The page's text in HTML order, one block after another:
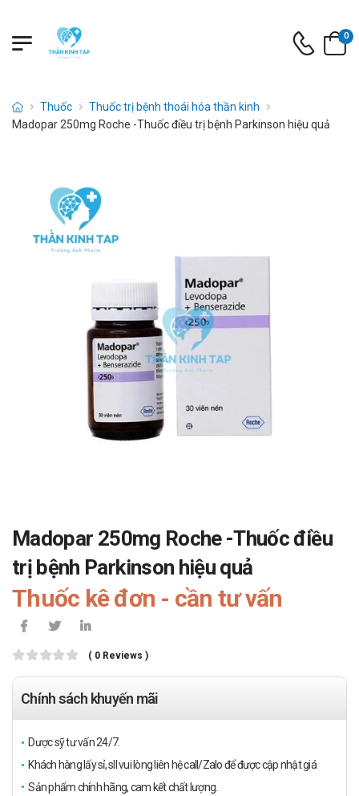
0
Thuốc
Thuốc trị bệnh thoái hóa thần kinh
Madopar 250mg Roche -Thuốc điều trị bệnh Parkinson hiệu quả
Madopar 250mg Roche -Thuốc điều
trị bệnh Parkinson hiệu quả
Thuốc kê đơn - cần tư vấn
( 0 Reviews )
Chính sách khuyến mãi
Dược sỹ tư vấn 24/7.
Khách hàng lấy sỉ, sll vui lòng liên hệ call/Zalo để được cập nhật giá
Sản phẩm chính hãng, cam kết chất lượng.